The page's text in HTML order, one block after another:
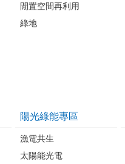
閒置空間再利用
綠地
陽光綠能專區
漁電共生
太陽能光電